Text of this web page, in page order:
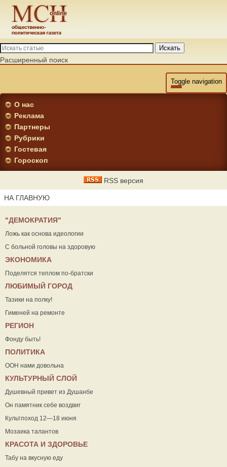
Искать
Расширенный поиск
Toggle navigation
О нас
Реклама
Партнеры
Рубрики
Гостевая
Гороскоп
RSS версия
НА ГЛАВНУЮ
"ДЕМОКРАТИЯ"
Ложь как основа идеологии
С больной головы на здоровую
ЭКОНОМИКА
Поделятся теплом по-братски
ЛЮБИМЫЙ ГОРОД
Тазики на полку!
Гименей на ремонте
РЕГИОН
Фонду быть!
ПОЛИТИКА
ООН нами довольна
КУЛЬТУРНЫЙ СЛОЙ
Душевный привет из Душанбе
Он памятник себе воздвиг
Культпоход 12—18 июня
Мозаика талантов
КРАСОТА И ЗДОРОВЬЕ
Табу на вкусную еду